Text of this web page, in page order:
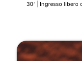
30' | Ingresso libero